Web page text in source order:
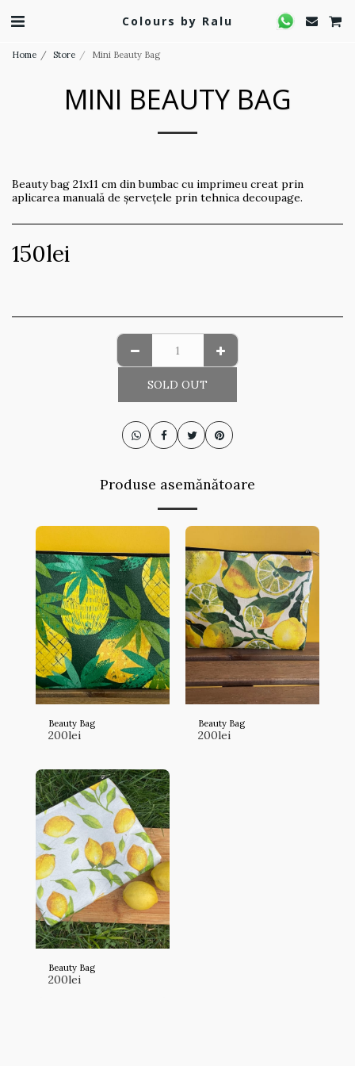
Colours by Ralu
Home Store Mini Beauty Bag
MINI BEAUTY BAG
Beauty bag 21x11 cm din bumbac cu imprimeu creat prin
aplicarea manuală de șervețele prin tehnica decoupage.
150lei
SOLD OUT
Produse asemănătoare
Beauty Bag
200lei
Beauty Bag
200lei
Beauty Bag
200lei